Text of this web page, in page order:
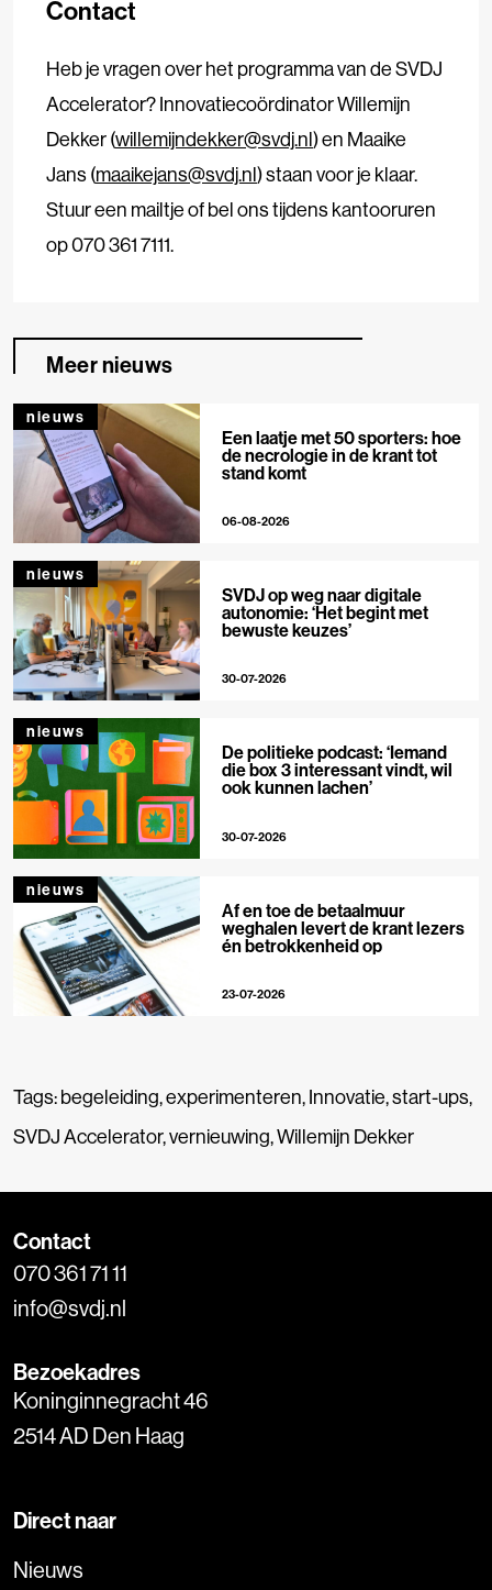
Contact
Heb je vragen over het programma van de SVDJ
Accelerator? Innovatiecoördinator Willemijn
Dekker (willemijndekker@svdj.nl) en Maaike
Jans (maaikejans@svdj.nl) staan voor je klaar.
Stuur een mailtje of bel ons tijdens kantooruren
op 070 361 7111.
Meer nieuws
nieuws
Een laatje met 50 sporters: hoe
de necrologie in de krant tot
stand komt
06-08-2026
nieuws
SVDJ op weg naar digitale
autonomie: ‘Het begint met
bewuste keuzes’
30-07-2026
nieuws
De politieke podcast: ‘Iemand
die box 3 interessant vindt, wil
ook kunnen lachen’
30-07-2026
nieuws
Af en toe de betaalmuur
weghalen levert de krant lezers
én betrokkenheid op
23-07-2026
Tags:begeleiding,experimenteren,Innovatie,start-ups,
SVDJ Accelerator,vernieuwing,Willemijn Dekker
Contact
070 361 71 11
info@svdj.nl
Bezoekadres
Koninginnegracht 46
2514 AD Den Haag
Direct naar
Nieuws